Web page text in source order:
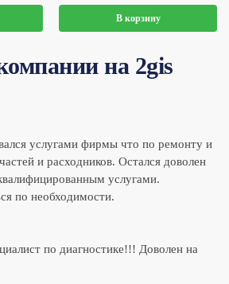
В корзину
на 2gis
услугами фирмы что по ремонту и
и расходников. Остался доволен
услугами.
по необходимости.
по диагностике!!! Доволен на